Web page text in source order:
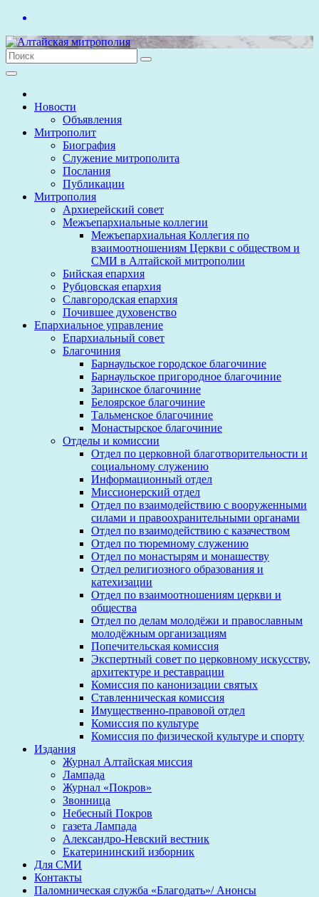
Перейти
содержимому
Новости
Объявления
Митрополит
Биография
Служение митрополита
Послания
Публикации
Митрополия
Архиерейский совет
Межъепархиальные коллегии
Межъепархиальная Коллегия по
взаимоотношениям Церкви с обществом и
СМИ в Алтайской митрополии
Бийская епархия
Рубцовская епархия
Славгородская епархия
Почившее духовенство
Епархиальное управление
Епархиальный совет
Благочиния
Барнаульское городское благочиние
Барнаульское пригородное благочиние
Заринское благочиние
Белоярское благочиние
Тальменское благочиние
Монастырское благочиние
Отделы и комиссии
Отдел по церковной благотворительности и
социальному служению
Информационный отдел
Миссионерский отдел
Отдел по взаимодействию с вооруженными
силами и правоохранительными органами
Отдел по взаимодействию с казачеством
Отдел по тюремному служению
Отдел по монастырям и монашеству
Отдел религиозного образования и
катехизации
Отдел по взаимоотношениям церкви и
общества
Отдел по делам молодёжи и православным
молодёжным организациям
Попечительская комиссия
Экспертный совет по церковному искусству,
архитектуре и реставрации
Комиссия по канонизации святых
Ставленническая комиссия
Имущественно-правовой отдел
Комиссия по культуре
Комиссия по физической культуре и спорту
Издания
Журнал Алтайская миссия
Лампада
Журнал «Покров»
Звонница
Небесный Покров
газета Лампада
Александро-Невский вестник
Екатерининский изборник
Для СМИ
Контакты
Паломническая служба «Благодать»/ Анонсы